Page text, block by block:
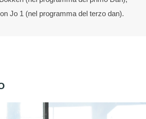
Jo 1 (nel programma del terzo dan).